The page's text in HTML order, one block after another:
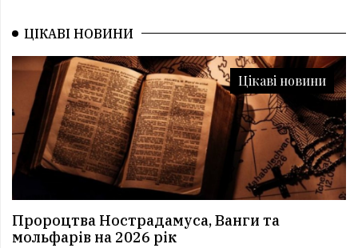
ЦІКАВІ НОВИНИ
Цікаві новини
Пророцтва Нострадамуса, Ванги та
мольфарів на 2026 рік